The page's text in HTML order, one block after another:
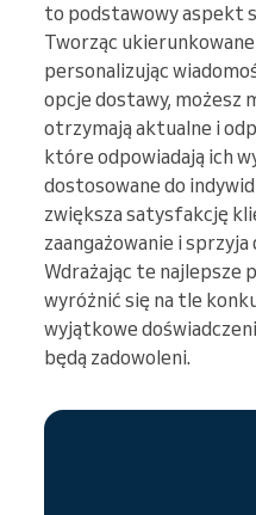
to podstawowy aspekt
Tworząc
personalizując
opcje dostawy, możesz
otrzymają aktualne i
które odpowiadają ich
dostosowane do
zwiększa satysfakcję
zaangażowanie i
Wdrażając te najlepsze
wyróżnić się na tle
wyjątkowe
będą zadowoleni.